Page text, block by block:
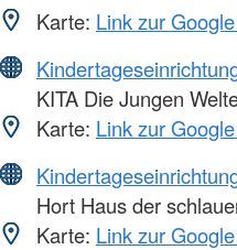
Karte: Link zur
KITA Die Jungen
Karte: Link zur
Hort Haus der
Karte: Link zur